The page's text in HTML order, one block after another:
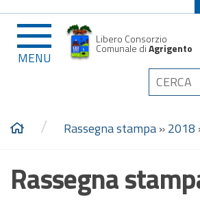
MENU
Libero Consorzio
Comunale diAgrigento
/ Rassegna stampa»2018
Rassegna